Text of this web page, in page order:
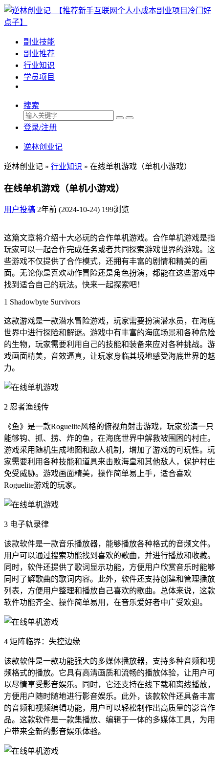
副业技能
副业推荐
行业知识
学员项目
搜索
登录/注册
逆林创业记
逆林创业记 » 行业知识 » 在线单机游戏（单机小游戏）
在线单机游戏（单机小游戏）
用户投稿 2年前 (2024-10-24) 199浏览
这篇文章将介绍十大必玩的合作单机游戏。合作单机游戏是指
玩家可以一起合作完成任务或者共同探索游戏世界的游戏。这
些游戏不仅提供了合作模式，还拥有丰富的剧情和精美的画
面。无论你是喜欢动作冒险还是角色扮演，都能在这些游戏中
找到适合自己的玩法。快来一起探索吧！
1 Shadowbyte Survivors
这款游戏是一款潜水冒险游戏，玩家需要扮演潜水员，在海底
世界中进行探险和解谜。游戏中有丰富的海底场景和各种危险
的生物，玩家需要利用自己的技能和装备来应对各种挑战。游
戏画面精美，音效逼真，让玩家身临其境地感受海底世界的魅
力。
2 忍者渔线传
《鱼》是一款Roguelite风格的俯视角射击游戏，玩家扮演一只
能够钩、抓、捞、炸的鱼，在海底世界中解救被围困的村庄。
游戏采用随机生成地图和敌人机制，增加了游戏的可玩性。玩
家需要利用各种技能和道具来击败海皇和其他敌人，保护村庄
免受威胁。游戏画面精美，操作简单易上手，适合喜欢
Roguelite游戏的玩家。
3 电子轨录律
该款软件是一款音乐播放器，能够播放各种格式的音频文件。
用户可以通过搜索功能找到喜欢的歌曲，并进行播放和收藏。
同时，软件还提供了歌词显示功能，方便用户欣赏音乐时能够
同时了解歌曲的歌词内容。此外，软件还支持创建和管理播放
列表，方便用户整理和播放自己喜欢的歌曲。总体来说，这款
软件功能齐全、操作简单易用，在音乐爱好者中广受欢迎。
4 矩阵临界：失控边缘
该款软件是一款功能强大的多媒体播放器，支持多种音频和视
频格式的播放。它具有高清画质和流畅的播放体验，让用户可
以尽情享受影音娱乐。同时，它还支持在线下载和离线播放，
方便用户随时随地进行影音娱乐。此外，该款软件还具备丰富
的音频和视频编辑功能，用户可以轻松制作出高质量的影音作
品。这款软件是一款集播放、编辑于一体的多媒体工具，为用
户带来全新的影音娱乐体验。